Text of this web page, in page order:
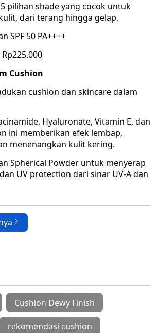
pilihan shade yang cocok untuk
dari terang hingga gelap.
SPF 50 PA++++
Cushion
cushion dan skincare dalam
Hyaluronate, Vitamin E, dan
ini memberikan efek lembap,
menenangkan kulit kering.
Spherical Powder untuk menyerap
UV protection dari sinar UV-A dan
Cushion Dewy Finish
rekomendasi cushion